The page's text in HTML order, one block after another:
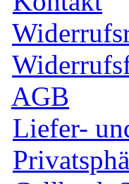
AGB
Liefer-